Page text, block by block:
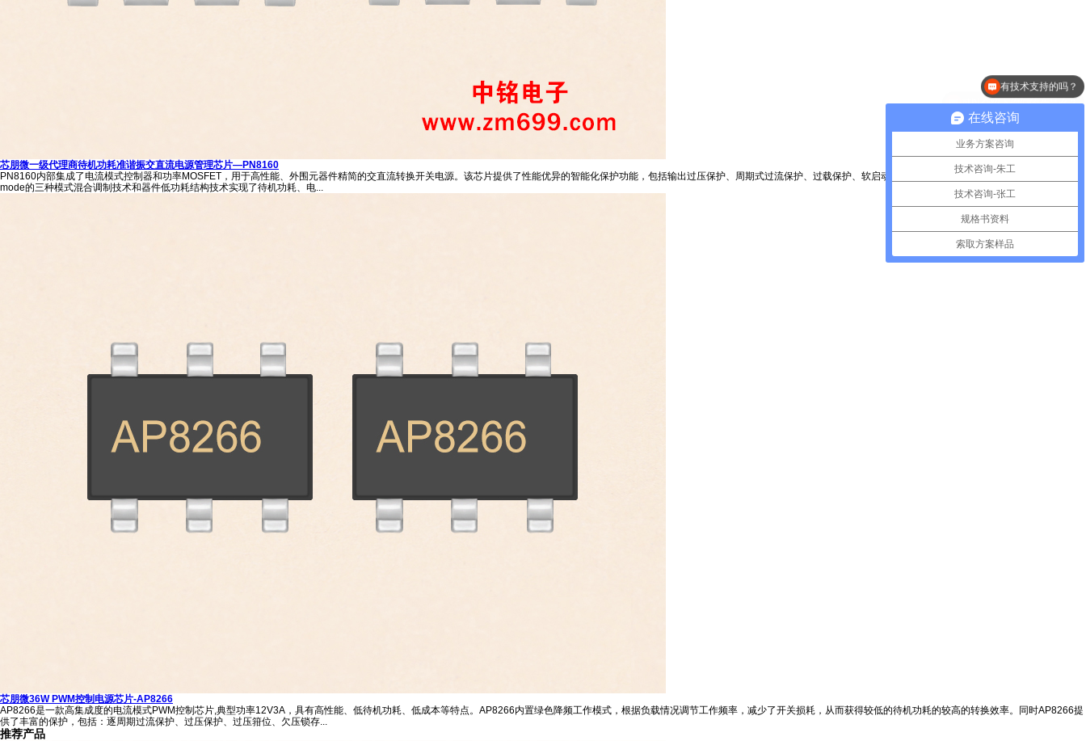
芯朋微一级代理商待机功耗准谐振交直流电源管理芯片—PN8160
PN8160内部集成了电流模式控制器和功率MOSFET，用于高性能、外围元器件精简的交直流转换开关电源。该芯片提供了性能优异的智能化保护功能，包括输出过压保护、周期式过流保护、过载保护、软启动功能。通过QR-PWM、QR-PFM、Burst-
mode的三种模式混合调制技术和器件低功耗结构技术实现了待机功耗、电...
芯朋微36W PWM控制电源芯片-AP8266
AP8266是一款高集成度的电流模式PWM控制芯片,典型功率12V3A，具有高性能、低待机功耗、低成本等特点。AP8266内置绿色降频工作模式，根据负载情况调节工作频率，减少了开关损耗，从而获得较低的待机功耗的较高的转换效率。同时AP8266提
供了丰富的保护，包括：逐周期过流保护、过压保护、过压箝位、欠压锁存...
推荐产品
在线咨询
业务方案咨询
技术咨询-朱工
技术咨询-张工
规格书资料
索取方案样品
可以介绍下你们的产品么？